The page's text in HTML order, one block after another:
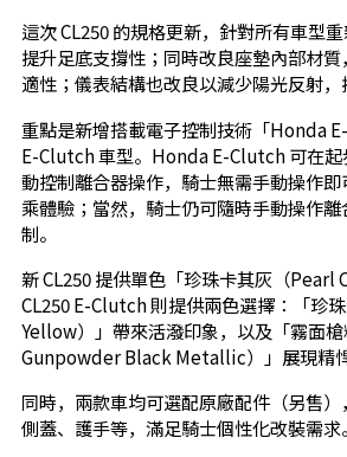
這次 CL250 的規格更新，針對所有車型重
提升足底支撐性；同時改良座墊內部材
適性；儀表結構也改良以減少陽光反射，
重點是新增搭載電子控制技術「Honda
E-Clutch 車型。Honda E-Clutch 可在起
動控制離合器操作，騎士無需手動操作
乘體驗；當然，騎士仍可隨時手動操作
制。
新 CL250 提供單色「珍珠卡其灰（Pearl
CL250 E-Clutch 則提供兩色選擇：「珍
Yellow）」帶來活潑印象，以及「霧面
Gunpowder Black Metallic）」展現精悍
同時，兩款車均可選配原廠配件（另售
側蓋、護手等，滿足騎士個性化改裝需求。